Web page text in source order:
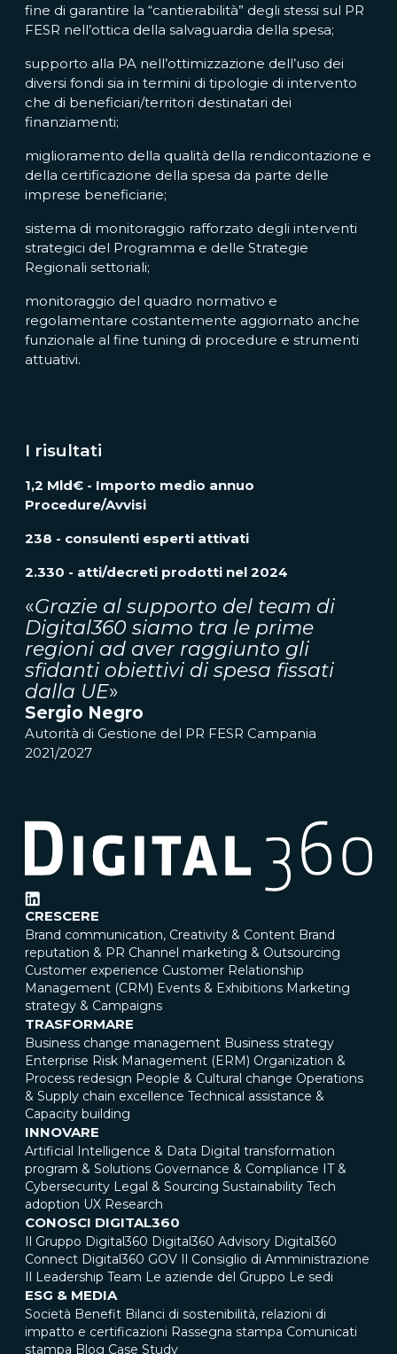
fine di garantire la “cantierabilità” degli stessi sul PR
FESR nell’ottica della salvaguardia della spesa;
supporto alla PA nell’ottimizzazione dell’uso dei
diversi fondi sia in termini di tipologie di intervento
che di beneficiari/territori destinatari dei
finanziamenti;
miglioramento della qualità della rendicontazione e
della certificazione della spesa da parte delle
imprese beneficiarie;
sistema di monitoraggio rafforzato degli interventi
strategici del Programma e delle Strategie
Regionali settoriali;
monitoraggio del quadro normativo e
regolamentare costantemente aggiornato anche
funzionale al fine tuning di procedure e strumenti
attuativi.
I risultati
1,2 Mld€ - Importo medio annuo
Procedure/Avvisi
238 - consulenti esperti attivati
2.330 - atti/decreti prodotti nel 2024
«Grazie al supporto del team di
Digital360 siamo tra le prime
regioni ad aver raggiunto gli
sfidanti obiettivi di spesa fissati
dalla UE»
Sergio Negro
Autorità di Gestione del PR FESR Campania
2021/2027
CRESCERE
Brand communication, Creativity & Content Brand
reputation & PR Channel marketing & Outsourcing
Customer experience Customer Relationship
Management (CRM) Events & Exhibitions Marketing
strategy & Campaigns
TRASFORMARE
Business change management Business strategy
Enterprise Risk Management (ERM) Organization &
Process redesign People & Cultural change Operations
& Supply chain excellence Technical assistance &
Capacity building
INNOVARE
Artificial Intelligence & Data Digital transformation
program & Solutions Governance & Compliance IT &
Cybersecurity Legal & Sourcing Sustainability Tech
adoption UX Research
CONOSCI DIGITAL360
Il Gruppo Digital360 Digital360 Advisory Digital360
Connect Digital360 GOV Il Consiglio di Amministrazione
Il Leadership Team Le aziende del Gruppo Le sedi
ESG & MEDIA
Società Benefit Bilanci di sostenibilità, relazioni di
impatto e certificazioni Rassegna stampa Comunicati
stampa Blog Case Study